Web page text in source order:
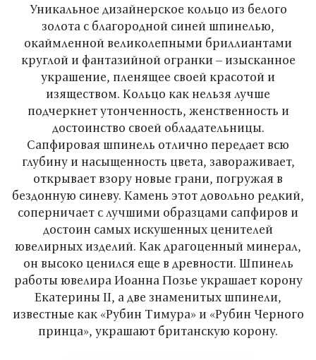
Уникальное дизайнерское кольцо из белого
золота с благородной синей шпинелью,
окаймленной великолепными бриллиантами
круглой и фантазийной огранки – изысканное
украшение, пленящее своей красотой и
изяществом. Кольцо как нельзя лучше
подчеркнет утонченность, женственность и
достоинство своей обладательницы.
Сапфировая шпинель отлично передает всю
глубину и насыщенность цвета, завораживает,
открывает взору новые грани, погружая в
бездонную синеву. Камень этот довольно редкий,
соперничает с лучшими образцами сапфиров и
достоин самых искушенных ценителей
ювелирных изделий. Как драгоценный минерал,
он высоко ценился еще в древности. Шпинель
работы ювелира Иоанна Позье украшает корону
Екатерины II, а две знаменитых шпинели,
известные как «Рубин Тимура» и «Рубин Черного
принца», украшают британскую корону.